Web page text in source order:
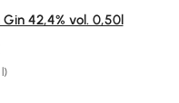
42,4% vol. 0,50l